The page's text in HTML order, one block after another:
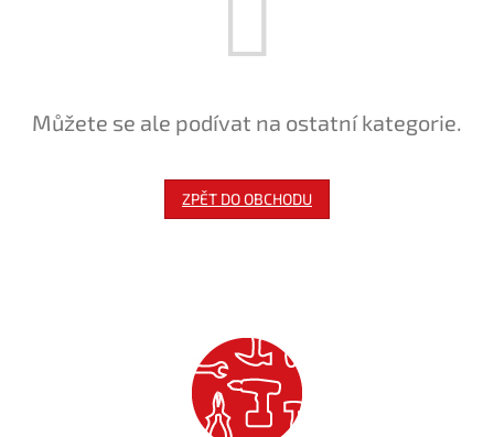
Můžete se ale podívat na ostatní kategorie.
ZPĚT DO OBCHODU